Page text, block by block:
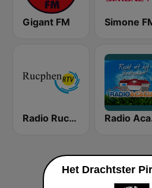
Gigant FM Simone
Radio Rucphen